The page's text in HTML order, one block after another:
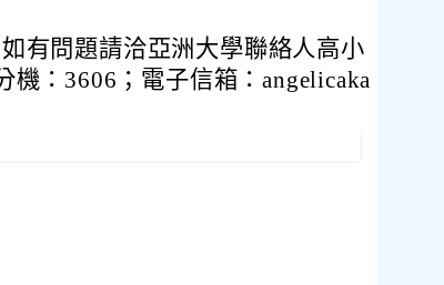
有問題請洽亞洲大學聯絡人高小
機：3606；電子信箱：angelicaka